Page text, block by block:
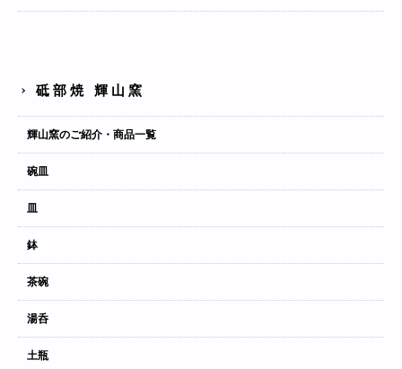
砥部焼 輝山窯
輝山窯のご紹介・商品一覧
碗皿
皿
鉢
茶碗
湯呑
土瓶